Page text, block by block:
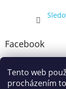
Tento web
procházením
Facebook